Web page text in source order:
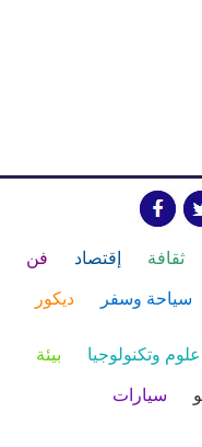
ثقافة إقتصاد فن
سياحة وسفر ديكور
علوم وتكنولوجيا بيئة
سيارات